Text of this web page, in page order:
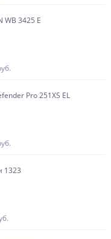
WB 3425 E
Pro 251XS EL
1323